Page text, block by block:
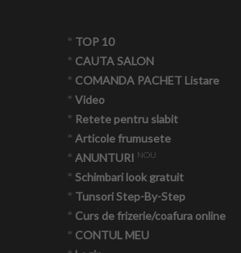
* TOP 10
* CAUTA SALON
* COMANDA PACHET Listare
* Video
* Retete pentru slabit
* Articole frumusete
* ANUNTURI NOU
* Schimbari look gratuit
* Tunsori Step-By-Step
* Curs de frizerie/coafura online
* CONTUL MEU